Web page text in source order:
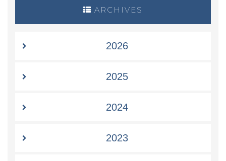
ARCHIVES
2026
2025
2024
2023